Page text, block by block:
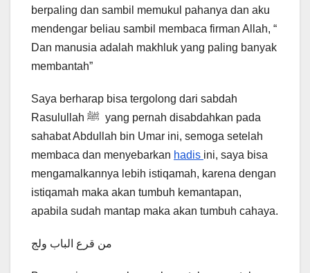
berpaling dan sambil memukul pahanya dan aku
mendengar beliau sambil membaca firman Allah, “
Dan manusia adalah makhluk yang paling banyak
membantah”
Saya berharap bisa tergolong dari sabdah
Rasulullah ﷺ yang pernah disabdahkan pada
sahabat Abdullah bin Umar ini, semoga setelah
membaca dan menyebarkan hadis ini, saya bisa
mengamalkannya lebih istiqamah, karena dengan
istiqamah maka akan tumbuh kemantapan,
apabila sudah mantap maka akan tumbuh cahaya.
من قرع الباب ولج